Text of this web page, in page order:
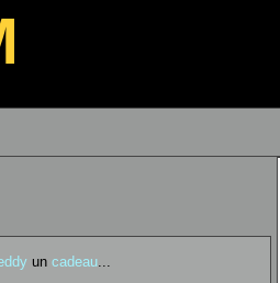
un cadeau...